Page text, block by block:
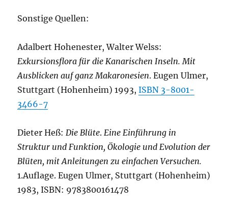
Sonstige Quellen:
Adalbert Hohenester, Walter Welss:
Exkursionsflora für die Kanarischen Inseln. Mit
Ausblicken auf ganz Makaronesien. Eugen Ulmer,
Stuttgart (Hohenheim) 1993,ISBN 3-8001-
3466-7
Dieter Heß: Die Blüte. Eine Einführung in
Struktur und Funktion, Ökologie und Evolution der
Blüten, mit Anleitungen zu einfachen Versuchen.
1.Auflage. Eugen Ulmer, Stuttgart (Hohenheim)
1983, ISBN: 9783800161478